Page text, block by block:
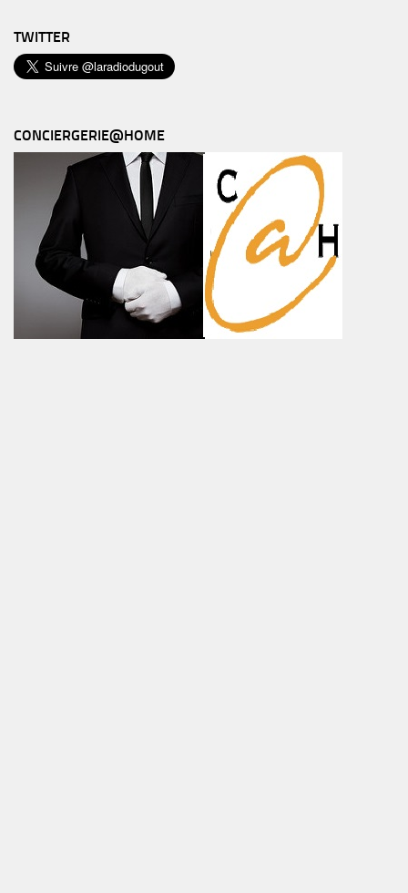
TWITTER
CONCIERGERIE@HOME